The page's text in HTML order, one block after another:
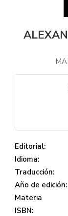
Editorial:
Idioma:
Traducción:
Año de edición:
Materia
ISBN: